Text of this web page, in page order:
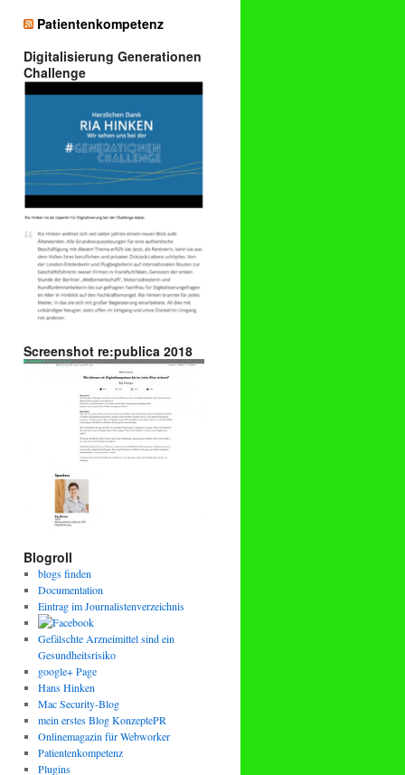
Patientenkompetenz
Digitalisierung Generationen
Challenge
Screenshot re:publica 2018
Blogroll
blogs finden
Documentation
Eintrag im Journalistenverzeichnis
Gefälschte Arzneimittel sind ein
Gesundheitsrisiko
google+ Page
Hans Hinken
Mac Security-Blog
mein erstes Blog KonzeptePR
Onlinemagazin für Webworker
Patientenkompetenz
Plugins